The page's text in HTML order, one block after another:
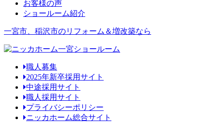
お客様の声
ショールーム紹介
一宮市、稲沢市のリフォーム＆増改築なら
職人募集
2025年新卒採用サイト
中途採用サイト
職人採用サイト
プライバシーポリシー
ニッカホーム総合サイト